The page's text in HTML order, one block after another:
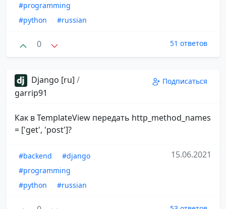
#programming
#python
#russian
0 51 ответов
Django [ru] /
garrip91
Подписаться
Как в TemplateView передать http_method_names
= ['get', 'post']?
#backend
#django
#programming
#python
#russian
15.06.2021